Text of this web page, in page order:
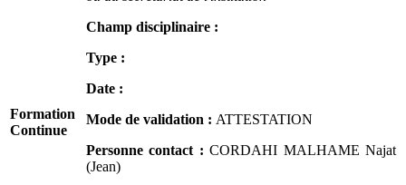
Formation
Continue
Champ disciplinaire :
Type :
Date :
Mode de validation : ATTESTATION
Personne contact :CORDAHI MALHAME Najat
(Jean)